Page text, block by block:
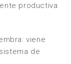
productiva
viene
de